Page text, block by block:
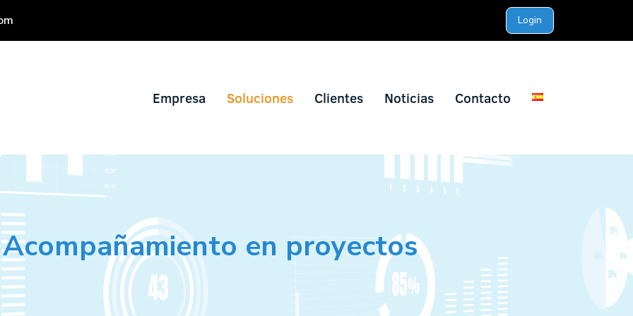
Login
Empresa Soluciones Clientes Noticias Contacto
Acompañamiento en proyectos